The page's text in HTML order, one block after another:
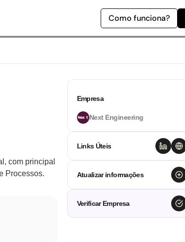
Como funciona?
com principal
Processos.
Empresa
Next Engineering
Links Úteis
Atualizar informações
Verificar Empresa